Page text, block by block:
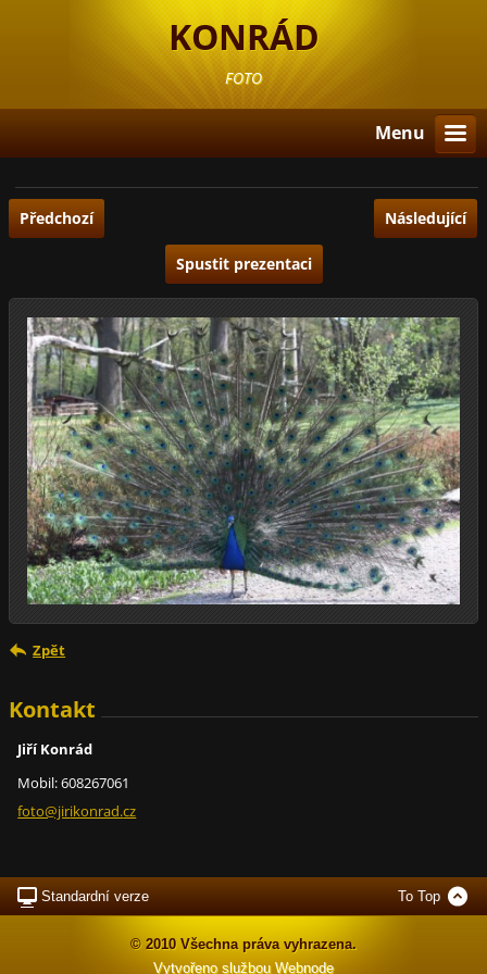
KONRÁD
FOTO
Menu
Předchozí Následující
Spustit prezentaci
Zpět
Kontakt
Jiří Konrád
Mobil: 608267061
foto@jirikonrad.cz
Standardní verze To Top
© 2010 Všechna práva vyhrazena.
Vytvořeno službou Webnode